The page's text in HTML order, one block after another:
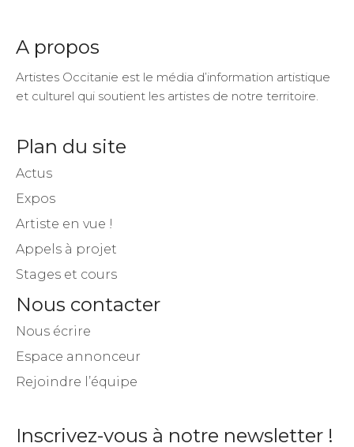
A propos
Artistes Occitanie est le média d’information artistique
et culturel qui soutient les artistes de notre territoire.
Plan du site
Actus
Expos
Artiste en vue !
Appels à projet
Stages et cours
Nous contacter
Nous écrire
Espace annonceur
Rejoindre l’équipe
Inscrivez-vous à notre newsletter !